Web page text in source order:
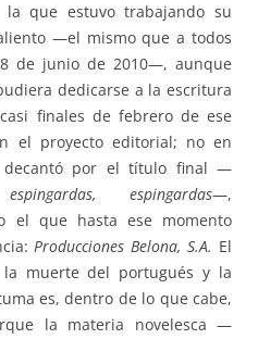
la que estuvo trabajando su
—el mismo que a todos
de junio de 2010—, aunque
dedicarse a la escritura
finales de febrero de ese
el proyecto editorial; no en
decantó por el título final —
espingardas—,
el que hasta ese momento
Producciones Belona, S.A. El
muerte del portugués y la
es, dentro de lo que cabe,
la materia novelesca —